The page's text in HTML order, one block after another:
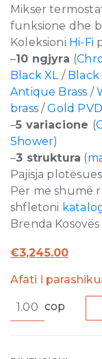
Mikser
funksione dhe
Koleksioni Hi-Fi
–10 ngjyra (
Black XL/
Antique Brass /
brass/Gold PVD
–5 variacione (
Shower)
–3 struktura (
Pajisja
Për më shumë
shfletoni
Brenda
€3,245.00
Afati i
Fi
cop